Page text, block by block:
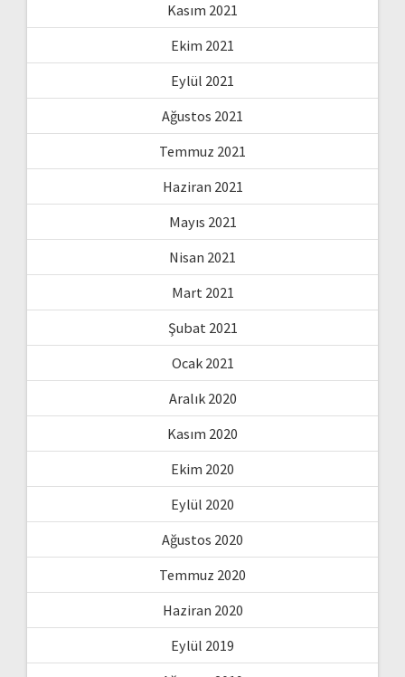
Kasım 2021
Ekim 2021
Eylül 2021
Ağustos 2021
Temmuz 2021
Haziran 2021
Mayıs 2021
Nisan 2021
Mart 2021
Şubat 2021
Ocak 2021
Aralık 2020
Kasım 2020
Ekim 2020
Eylül 2020
Ağustos 2020
Temmuz 2020
Haziran 2020
Eylül 2019